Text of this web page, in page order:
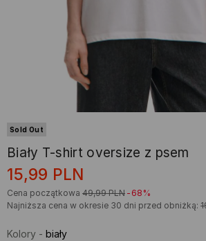
Sold Out
Biały T-shirt oversize z psem
15,99 PLN
Cena początkowa 49,99 PLN -68%
Najniższa cena w okresie 30 dni przed obniżką:
Kolory - biały